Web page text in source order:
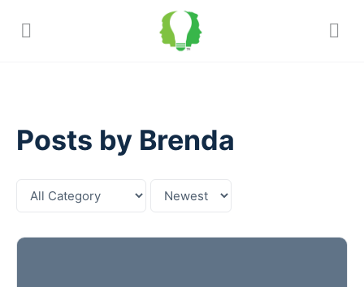
Posts by Brenda
Category
Sort
by